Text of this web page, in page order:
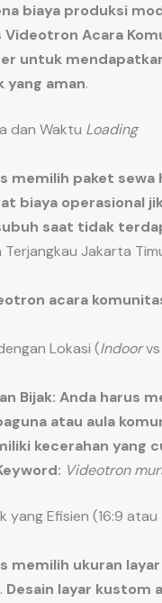
biaya produksi
Videotron Acara
untuk
yang aman.
dan Waktu Loading
memilih paket sewa
biaya operasional
saat tidak
Terjangkau Jakarta
acara
Lokasi (Indoorvs
Bijak: Anda harus
atau aula
kecerahan yang
Videotron
yang Efisien (16:9 atau
memilih ukuran layar
Desain layar kustom